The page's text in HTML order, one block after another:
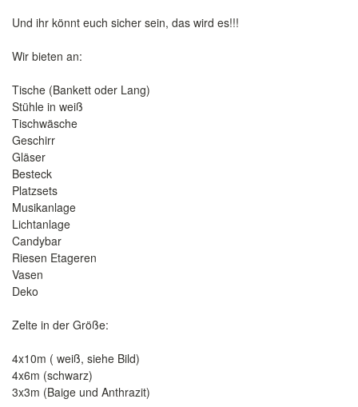
Und ihr könnt euch sicher sein, das wird es!!!
Wir bieten an:
Tische (Bankett oder Lang)
Stühle in weiß
Tischwäsche
Geschirr
Gläser
Besteck
Platzsets
Musikanlage
Lichtanlage
Candybar
Riesen Etageren
Vasen
Deko
Zelte in der Größe:
4x10m ( weiß, siehe Bild)
4x6m (schwarz)
3x3m (Baige und Anthrazit)